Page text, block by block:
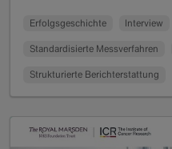
Erfolgsgeschichte Interview
Standardisierte Messverfahren
Strukturierte Berichterstattung